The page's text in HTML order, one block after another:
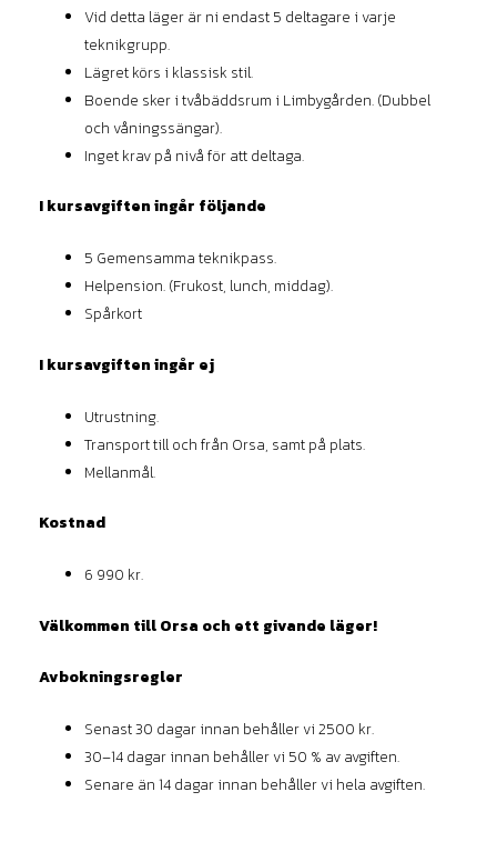
Vid detta läger är ni endast 5 deltagare i varje
teknikgrupp.
Lägret körs i klassisk stil.
Boende sker i tvåbäddsrum i Limbygården. (Dubbel
och våningssängar).
Inget krav på nivå för att deltaga.
I kursavgiften ingår följande
5 Gemensamma teknikpass.
Helpension. (Frukost, lunch, middag).
Spårkort
I kursavgiften ingår ej
Utrustning.
Transport till och från Orsa, samt på plats.
Mellanmål.
Kostnad
6 990 kr.
Välkommen till Orsa och ett givande läger!
Avbokningsregler
Senast 30 dagar innan behåller vi 2500 kr.
30–14 dagar innan behåller vi 50 % av avgiften.
Senare än 14 dagar innan behåller vi hela avgiften.